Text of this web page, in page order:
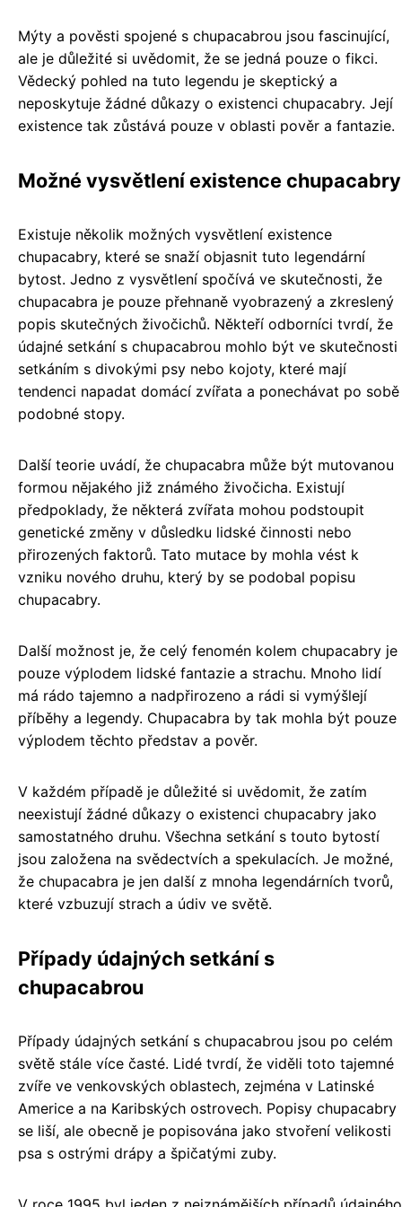
Mýty a pověsti spojené s chupacabrou jsou fascinující,
ale je důležité si uvědomit, že se jedná pouze o fikci.
Vědecký pohled na tuto legendu je skeptický a
neposkytuje žádné důkazy o existenci chupacabry. Její
existence tak zůstává pouze v oblasti pověr a fantazie.
Možné vysvětlení existence chupacabry
Existuje několik možných vysvětlení existence
chupacabry, které se snaží objasnit tuto legendární
bytost. Jedno z vysvětlení spočívá ve skutečnosti, že
chupacabra je pouze přehnaně vyobrazený a zkreslený
popis skutečných živočichů. Někteří odborníci tvrdí, že
údajné setkání s chupacabrou mohlo být ve skutečnosti
setkáním s divokými psy nebo kojoty, které mají
tendenci napadat domácí zvířata a ponechávat po sobě
podobné stopy.
Další teorie uvádí, že chupacabra může být mutovanou
formou nějakého již známého živočicha. Existují
předpoklady, že některá zvířata mohou podstoupit
genetické změny v důsledku lidské činnosti nebo
přirozených faktorů. Tato mutace by mohla vést k
vzniku nového druhu, který by se podobal popisu
chupacabry.
Další možnost je, že celý fenomén kolem chupacabry je
pouze výplodem lidské fantazie a strachu. Mnoho lidí
má rádo tajemno a nadpřirozeno a rádi si vymýšlejí
příběhy a legendy. Chupacabra by tak mohla být pouze
výplodem těchto představ a pověr.
V každém případě je důležité si uvědomit, že zatím
neexistují žádné důkazy o existenci chupacabry jako
samostatného druhu. Všechna setkání s touto bytostí
jsou založena na svědectvích a spekulacích. Je možné,
že chupacabra je jen další z mnoha legendárních tvorů,
které vzbuzují strach a údiv ve světě.
Případy údajných setkání s
chupacabrou
Případy údajných setkání s chupacabrou jsou po celém
světě stále více časté. Lidé tvrdí, že viděli toto tajemné
zvíře ve venkovských oblastech, zejména v Latinské
Americe a na Karibských ostrovech. Popisy chupacabry
se liší, ale obecně je popisována jako stvoření velikosti
psa s ostrými drápy a špičatými zuby.